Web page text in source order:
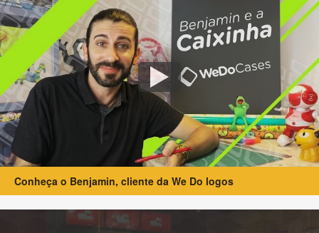
Conheça o Benjamin, cliente da We Do logos